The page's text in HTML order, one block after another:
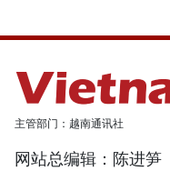
主管部门：越南通讯社
网站总编辑：陈进笋